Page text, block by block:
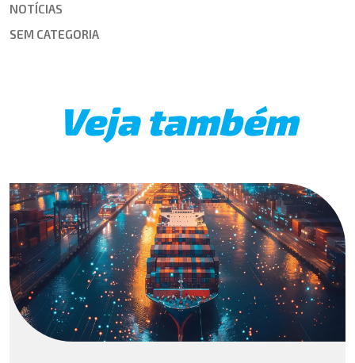
NOTÍCIAS
SEM CATEGORIA
Veja também